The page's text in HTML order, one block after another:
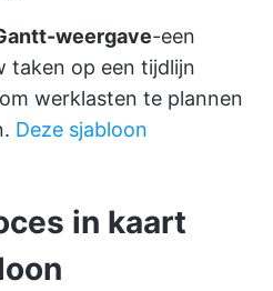
weergave-een
taken op een tijdlijn
werklasten te plannen
Deze sjabloon
in kaart